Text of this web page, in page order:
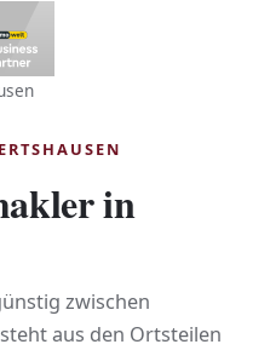
in
zwischen
aus den Ortsteilen